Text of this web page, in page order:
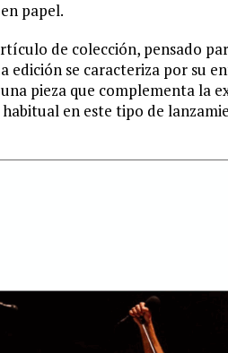
papel.
de colección, pensado
edición se caracteriza por su
pieza que complementa la
en este tipo de